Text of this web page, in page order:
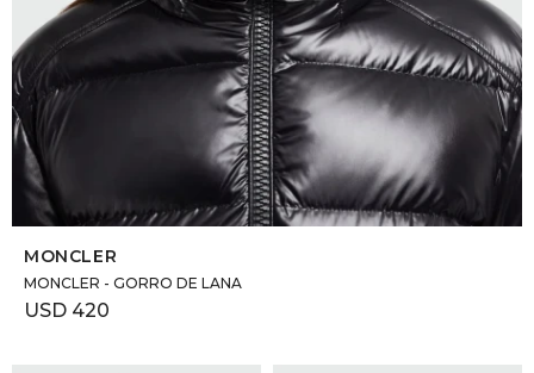
SELECCIONAR TALLE
MONCLER
MONCLER - GORRO DE LANA
USD 420